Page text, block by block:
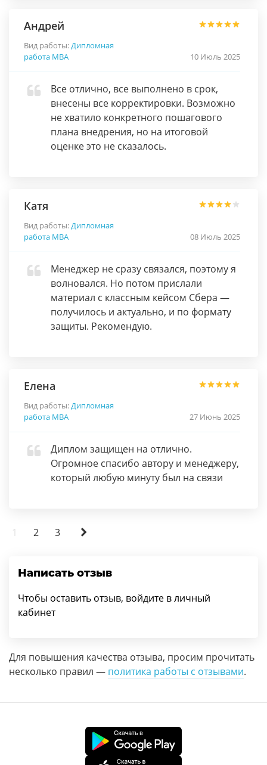
Андрей
Вид работы:Дипломная
работа МВА
10 Июль 2025
Все отлично, все выполнено в срок,
внесены все корректировки. Возможно
не хватило конкретного пошагового
плана внедрения, но на итоговой
оценке это не сказалось.
Катя
Вид работы:Дипломная
работа МВА
08 Июль 2025
Менеджер не сразу связался, поэтому я
волновался. Но потом прислали
материал с классным кейсом Сбера —
получилось и актуально, и по формату
защиты. Рекомендую.
Елена
Вид работы:Дипломная
работа МВА
27 Июнь 2025
Диплом защищен на отлично.
Огромное спасибо автору и менеджеру,
который любую минуту был на связи
1 2 3
Написать отзыв
Чтобы оставить отзыв, войдите в личный
кабинет
Для повышения качества отзыва, просим прочитать
несколько правил — политика работы с отзывами.